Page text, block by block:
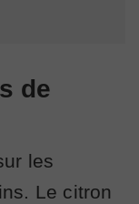
de
les
Le citron